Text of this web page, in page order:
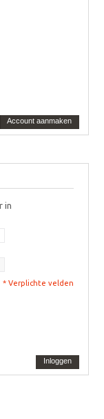
Account aanmaken
in
* Verplichte velden
Inloggen